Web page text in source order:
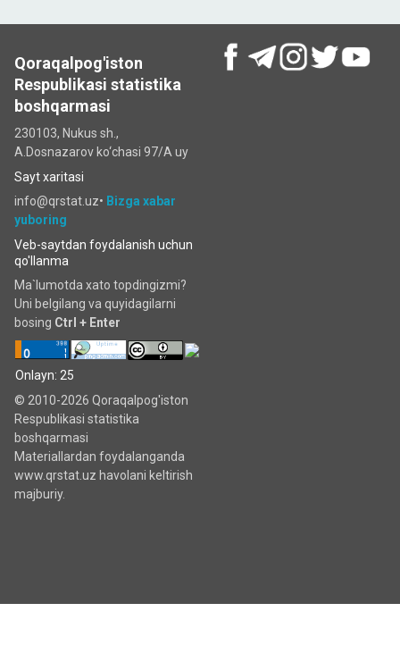
Qoraqalpog'iston
Respublikasi statistika
boshqarmasi
230103, Nukus sh.,
A.Dosnazarov ko‘chаsi 97/A uy
Sayt xaritasi
info@qrstat.uz• Bizga xabar
yuboring
Veb-saytdan foydalanish uchun
qo'llanma
Ma`lumotda xato topdingizmi?
Uni belgilang va quyidagilarni
bosing Ctrl + Enter
Onlayn: 25
© 2010-2026 Qoraqalpog'iston
Respublikasi statistika
boshqarmasi
Materiallardan foydalanganda
www.qrstat.uz havolani keltirish
majburiy.